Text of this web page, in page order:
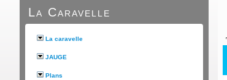
La Caravelle
La caravelle
JAUGE
Plans